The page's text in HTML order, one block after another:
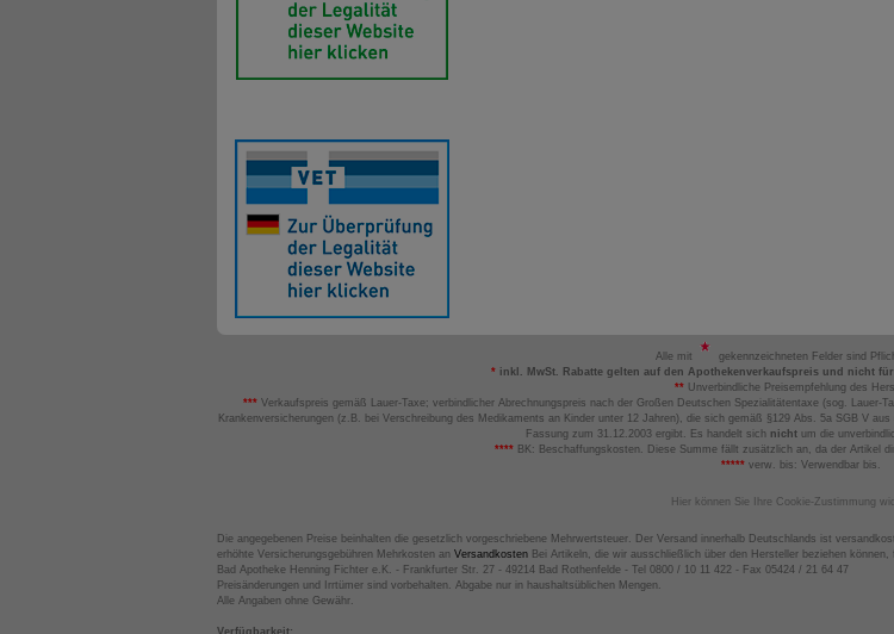
Alle mit
gekennzeichneten Felder sind
* inkl. MwSt. Rabatte gelten auf den Apothekenverkaufspreis und nicht
**Unverbindliche Preisempfehlung des
*** Verkaufspreis gemäß Lauer-Taxe; verbindlicher Abrechnungspreis nach der Großen Deutschen Spezialitätentaxe (sog.
Krankenversicherungen (z.B. bei Verschreibung des Medikaments an Kinder unter 12 Jahren), die sich gemäß §129 Abs. 5a SGB V
Fassung zum 31.12.2003 ergibt. Es handelt sich nicht um die
**** BK: Beschaffungskosten. Diese Summe fällt zusätzlich an, da der Artikel
***** verw. bis: Verwendbar bis.
Hier können Sie Ihre Cookie-Zustimmung
Die angegebenen Preise beinhalten die gesetzlich vorgeschriebene Mehrwertsteuer. Der Versand innerhalb Deutschlands ist
erhöhte Versicherungsgebühren Mehrkosten an Versandkosten Bei Artikeln, die wir ausschließlich über den Hersteller beziehen
Bad Apotheke Henning Fichter e.K. - Frankfurter Str. 27 - 49214 Bad Rothenfelde - Tel 0800 / 10 11 422 - Fax 05424 / 21 64 47
Preisänderungen und Irrtümer sind vorbehalten. Abgabe nur in haushaltsüblichen Mengen.
Alle Angaben ohne Gewähr.